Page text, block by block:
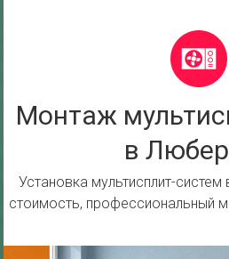
Монтаж
в
Установка мультисплит-
стоимость, профессиональный